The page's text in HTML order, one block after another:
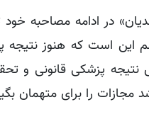
این است که هنوز نتیجه
نتیجه پزشکی قانونی و
مجازات را برای متهمان